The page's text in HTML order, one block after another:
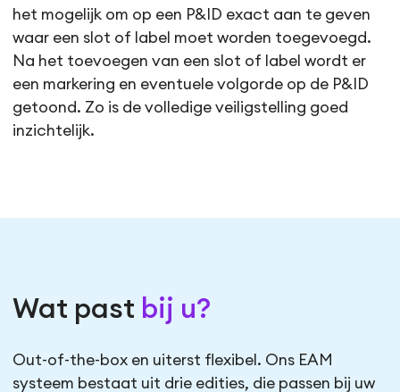
het mogelijk om op een P&ID exact aan te geven
waar een slot of label moet worden toegevoegd.
Na het toevoegen van een slot of label wordt er
een markering en eventuele volgorde op de P&ID
getoond. Zo is de volledige veiligstelling goed
inzichtelijk.
Wat past bij u?
Out-of-the-box en uiterst flexibel. Ons EAM
systeem bestaat uit drie edities, die passen bij uw